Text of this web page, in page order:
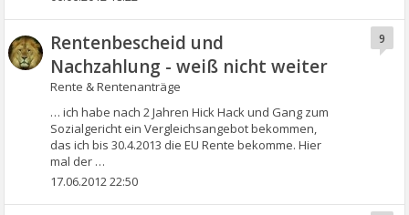
Rentenbescheid und
Nachzahlung - weiß nicht weiter
Rente & Rentenanträge
… ich habe nach 2 Jahren Hick Hack und Gang zum
Sozialgericht ein Vergleichsangebot bekommen,
das ich bis 30.4.2013 die EU Rente bekomme. Hier
mal der …
9
17.06.2012 22:50